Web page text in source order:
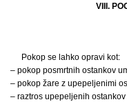
VIII.
Pokop se lahko opravi kot:
– pokop posmrtnih ostankov
– pokop žare z upepeljenimi
– raztros upepeljenih ostankov